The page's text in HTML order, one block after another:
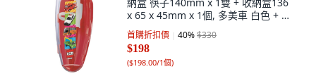
x 65 x 45mm x 1個, 多美車 白色 + 紅
色, 1組
首購折扣價 40%$330
$198
($198.00/1個)